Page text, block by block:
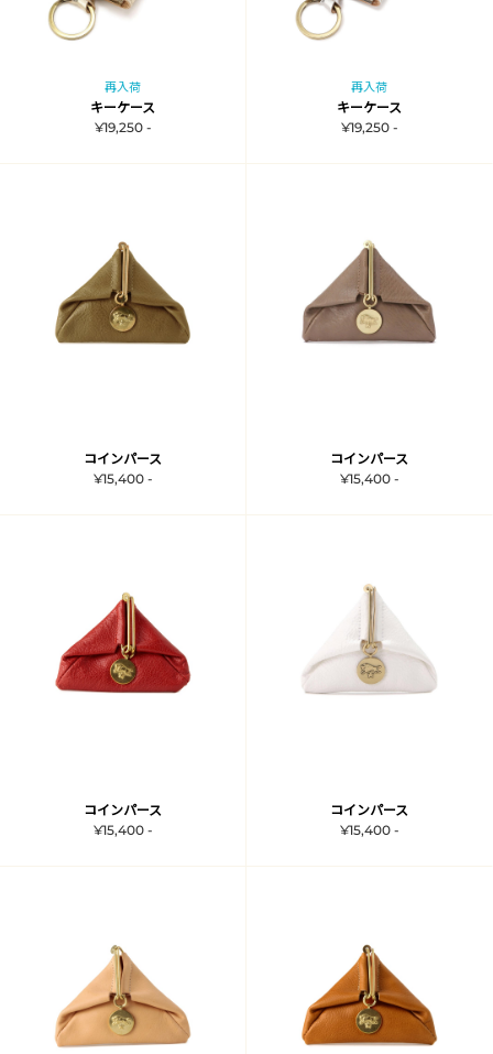
再入荷
キーケース
¥19,250 -
再入荷
キーケース
¥19,250 -
コインパース
¥15,400 -
コインパース
¥15,400 -
コインパース
¥15,400 -
コインパース
¥15,400 -